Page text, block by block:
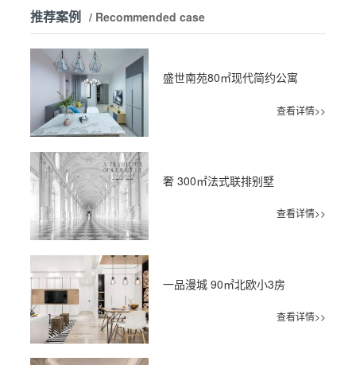
推荐案例 / Recommended case
盛世南苑80㎡现代简约公寓
查看详情>>
奢 300㎡法式联排别墅
查看详情>>
一品漫城 90㎡北欧小3房
查看详情>>